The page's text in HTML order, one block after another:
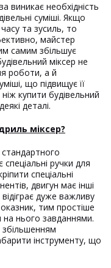
виникає необхідність
суміші. Якщо
та зусиль, то
майстер
самим збільшує
міксер не
роботи, а й
що підвищує її
купити будівельний
деталі.
міксер?
стандартного
ручки для
спеціальні
двигун має інші
дуже важливу
тим простіше
на нього завданнями.
інструменту, що